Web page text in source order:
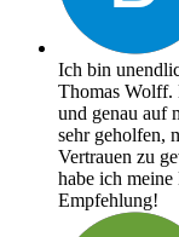
Ich bin
Thomas Wolff.
und genau auf
sehr geholfen,
Vertrauen zu
habe ich
Empfehlung!